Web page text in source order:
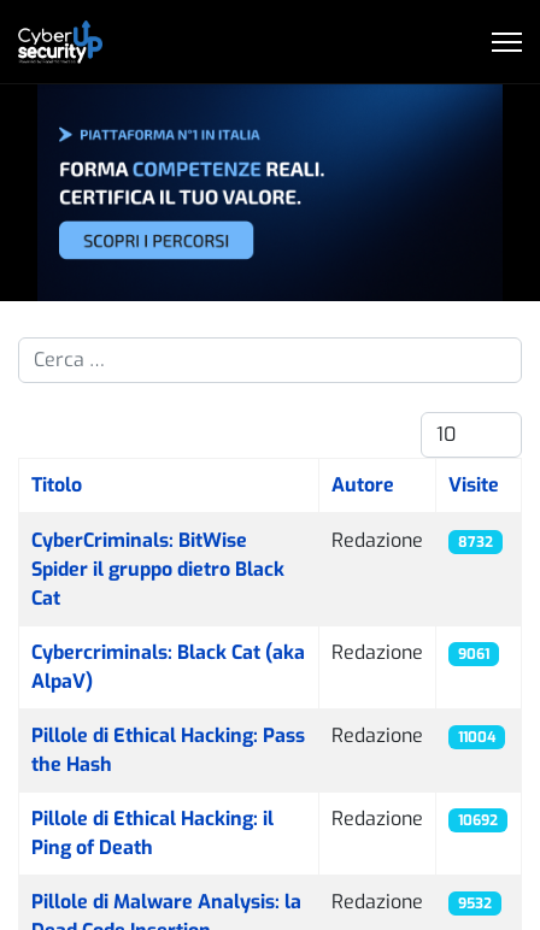
Cerca nelle pillole...
Visualizza #
Articoli
Titolo Autore Visite
CyberCriminals: BitWise
Spider il gruppo dietro Black
Cat
Redazione 8732
Cybercriminals: Black Cat (aka
AlpaV)
Redazione 9061
Pillole di Ethical Hacking: Pass
the Hash
Redazione 11004
Pillole di Ethical Hacking: il
Ping of Death
Redazione 10692
Pillole di Malware Analysis: la
Redazione 9532